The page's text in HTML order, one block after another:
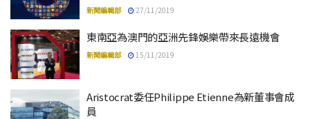
新聞編輯部 27/11/2019
東南亞為澳門的亞洲先鋒娛樂帶來長遠機會
新聞編輯部 15/11/2019
Aristocrat委任Philippe Etienne為新董事會成
員